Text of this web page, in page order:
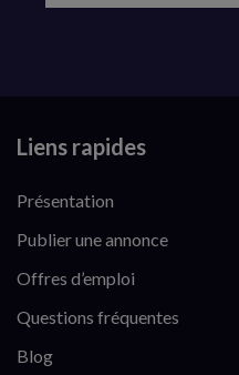
Liens rapides
Présentation
Publier une annonce
Offres d’emploi
Questions fréquentes
Blog